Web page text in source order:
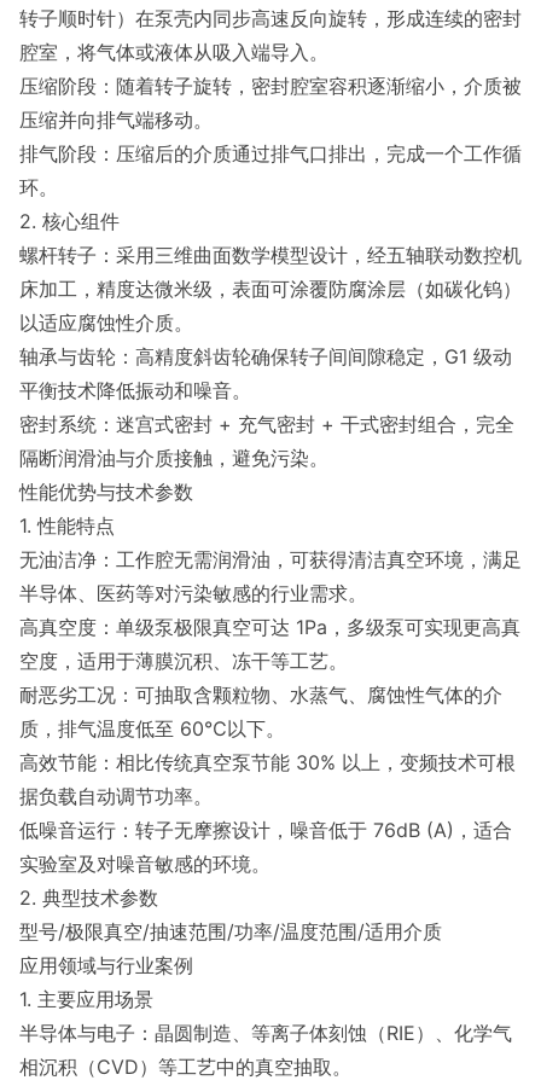
转子顺时针）在泵壳内同步高速反向旋转，形成连续的密封
腔室，将气体或液体从吸入端导入。
压缩阶段：随着转子旋转，密封腔室容积逐渐缩小，介质被
压缩并向排气端移动。
排气阶段：压缩后的介质通过排气口排出，完成一个工作循
环。
2. 核心组件
螺杆转子：采用三维曲面数学模型设计，经五轴联动数控机
床加工，精度达微米级，表面可涂覆防腐涂层（如碳化钨）
以适应腐蚀性介质。
轴承与齿轮：高精度斜齿轮确保转子间间隙稳定，G1 级动
平衡技术降低振动和噪音。
密封系统：迷宫式密封 + 充气密封 + 干式密封组合，完全
隔断润滑油与介质接触，避免污染。
性能优势与技术参数
1. 性能特点
无油洁净：工作腔无需润滑油，可获得清洁真空环境，满足
半导体、医药等对污染敏感的行业需求。
高真空度：单级泵极限真空可达 1Pa，多级泵可实现更高真
空度，适用于薄膜沉积、冻干等工艺。
耐恶劣工况：可抽取含颗粒物、水蒸气、腐蚀性气体的介
质，排气温度低至 60℃以下。
高效节能：相比传统真空泵节能 30% 以上，变频技术可根
据负载自动调节功率。
低噪音运行：转子无摩擦设计，噪音低于 76dB (A)，适合
实验室及对噪音敏感的环境。
2. 典型技术参数
型号/极限真空/抽速范围/功率/温度范围/适用介质
应用领域与行业案例
1. 主要应用场景
半导体与电子：晶圆制造、等离子体刻蚀（RIE）、化学气
相沉积（CVD）等工艺中的真空抽取。